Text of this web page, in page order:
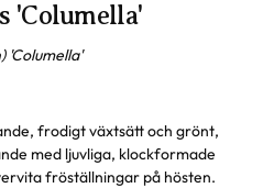
'Columella'
'Columella'
frodigt växtsätt och grönt,
med ljuvliga, klockformade
fröställningar på hösten.